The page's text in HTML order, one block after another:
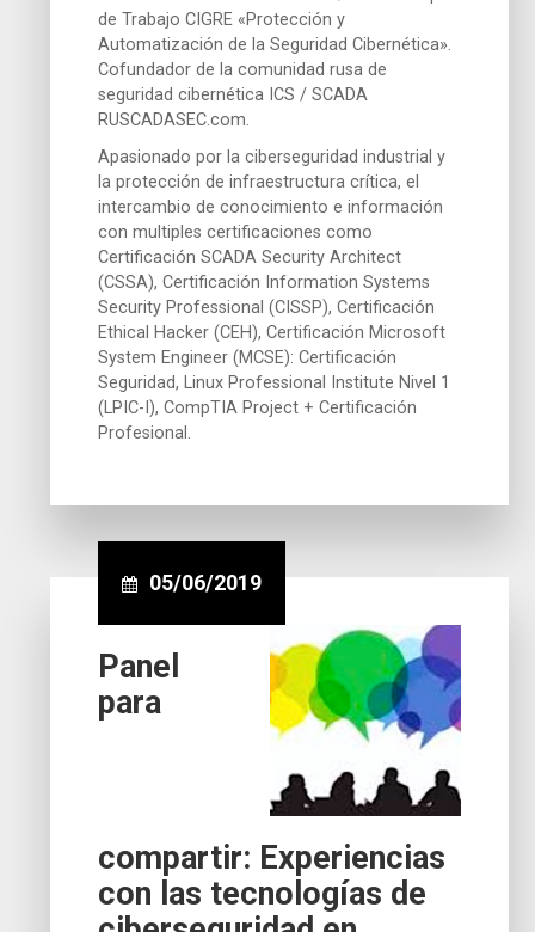
de Trabajo CIGRE «Protección y
Automatización de la Seguridad Cibernética».
Cofundador de la comunidad rusa de
seguridad cibernética ICS / SCADA
RUSCADASEC.com.
Apasionado por la ciberseguridad industrial y
la protección de infraestructura crítica, el
intercambio de conocimiento e información
con multiples certificaciones como
Certificación SCADA Security Architect
(CSSA), Certificación Information Systems
Security Professional (CISSP), Certificación
Ethical Hacker (CEH), Certificación Microsoft
System Engineer (MCSE): Certificación
Seguridad, Linux Professional Institute Nivel 1
(LPIC-I), CompTIA Project + Certificación
Profesional.
05/06/2019
Panel
para
compartir: Experiencias
con las tecnologías de